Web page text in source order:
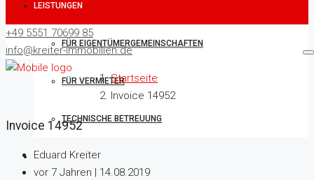
LEISTUNGEN
FÜR EIGENTÜMERGEMEINSCHAFTEN
FÜR VERMIETER
TECHNISCHE BETREUUNG
IMMOBILIEN
+49 5551 70699 85
info@kreiter-immobilien.de
Startseite
Invoice 14952
Invoice 14952
Eduard Kreiter
vor 7 Jahren | 14.08.2019